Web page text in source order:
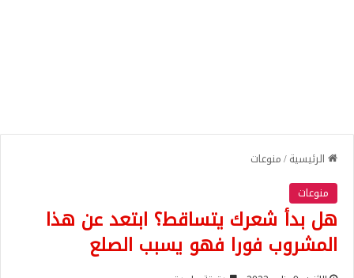
الرئيسية/منوعات
منوعات
هل بدأ شعرك يتساقط؟ ابتعد عن هذا
المشروب فورا فهو يسبب الصلع